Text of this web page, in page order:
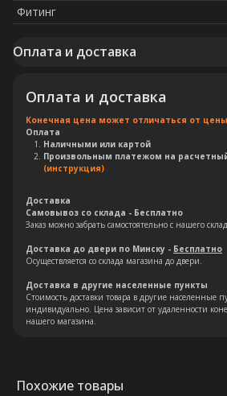
Фитинг
Оплата и доставка
Оплата и доставка
Конечная цена может отличаться от
Оплата
Наличными или картой
Произвольным платежом на
(инструкция)
Доставка
Самовывоз со склада - Бесплатно
Заказ можно забрать самостоятельно с нашего
Доставка до двери по Минску - Бесплатно
Осуществляется со склада магазина до двери.
Доставка в другие населенные пункты
Стоимость доставки товара в другие населенные
индивидуально. Цена зависит от удаленности
нашего магазина.
Похожие товары
Остались вопросы?
Оставьте свои контакты. Наш
кратчайшие сроки. Мы знаем
насколько важно сделать
правильный выбор.
Консультация